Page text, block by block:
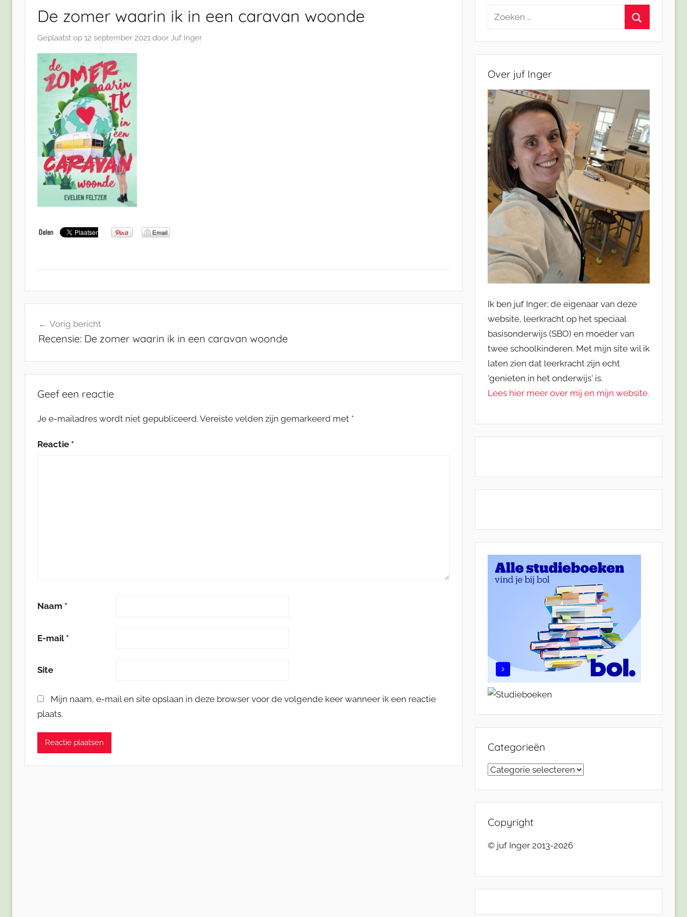
De zomer waarin ik in een caravan woonde
Geplaatst op 12 september 2021 door Juf Inger
navigatie
Vorig bericht
Recensie: De zomer waarin ik in een caravan woonde
Geef een reactie
Je e-mailadres wordt niet gepubliceerd. Vereiste velden zijn gemarkeerd met *
Reactie *
Naam *
E-mail *
Site
Mijn naam, e-mail en site opslaan in deze browser voor de volgende keer wanneer ik een reactie
plaats.
Zoeken
Over juf Inger
Ik ben juf Inger; de eigenaar van deze
website, leerkracht op het speciaal
basisonderwijs (SBO) en moeder van
twee schoolkinderen. Met mijn site wil ik
laten zien dat leerkracht zijn echt
'genieten in het onderwijs' is.
Lees hier meer over mij en mijn website.
Categorieën
Categorieën
Copyright
© juf Inger 2013-2026